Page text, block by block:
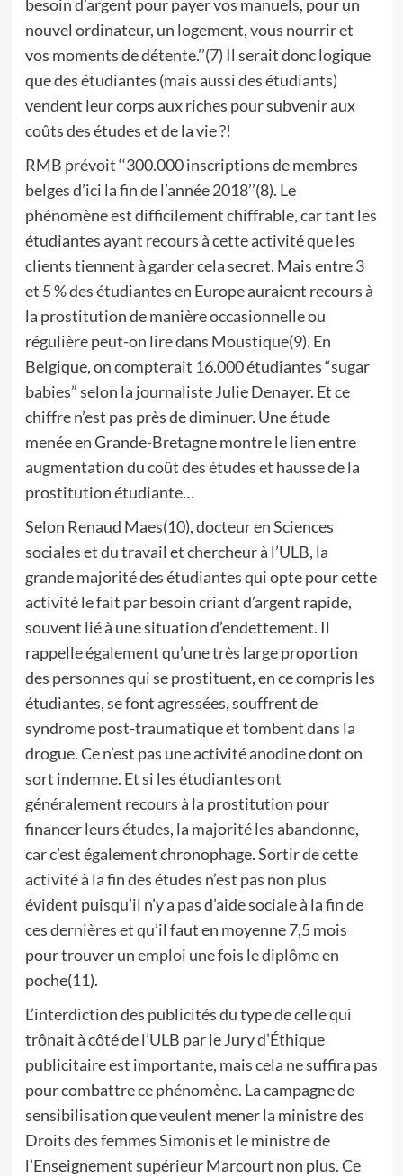
besoin d’argent pour payer vos manuels, pour un
nouvel ordinateur, un logement, vous nourrir et
vos moments de détente.’’(7) Il serait donc logique
que des étudiantes (mais aussi des étudiants)
vendent leur corps aux riches pour subvenir aux
coûts des études et de la vie ?!
RMB prévoit ‘‘300.000 inscriptions de membres
belges d’ici la fin de l’année 2018’’(8). Le
phénomène est difficilement chiffrable, car tant les
étudiantes ayant recours à cette activité que les
clients tiennent à garder cela secret. Mais entre 3
et 5 % des étudiantes en Europe auraient recours à
la prostitution de manière occasionnelle ou
régulière peut-on lire dans Moustique(9). En
Belgique, on compterait 16.000 étudiantes “sugar
babies” selon la journaliste Julie Denayer. Et ce
chiffre n’est pas près de diminuer. Une étude
menée en Grande-Bretagne montre le lien entre
augmentation du coût des études et hausse de la
prostitution étudiante…
Selon Renaud Maes(10), docteur en Sciences
sociales et du travail et chercheur à l’ULB, la
grande majorité des étudiantes qui opte pour cette
activité le fait par besoin criant d’argent rapide,
souvent lié à une situation d’endettement. Il
rappelle également qu’une très large proportion
des personnes qui se prostituent, en ce compris les
étudiantes, se font agressées, souffrent de
syndrome post-traumatique et tombent dans la
drogue. Ce n’est pas une activité anodine dont on
sort indemne. Et si les étudiantes ont
généralement recours à la prostitution pour
financer leurs études, la majorité les abandonne,
car c’est également chronophage. Sortir de cette
activité à la fin des études n’est pas non plus
évident puisqu’il n’y a pas d’aide sociale à la fin de
ces dernières et qu’il faut en moyenne 7,5 mois
pour trouver un emploi une fois le diplôme en
poche(11).
L’interdiction des publicités du type de celle qui
trônait à côté de l’ULB par le Jury d’Éthique
publicitaire est importante, mais cela ne suffira pas
pour combattre ce phénomène. La campagne de
sensibilisation que veulent mener la ministre des
Droits des femmes Simonis et le ministre de
l’Enseignement supérieur Marcourt non plus. Ce